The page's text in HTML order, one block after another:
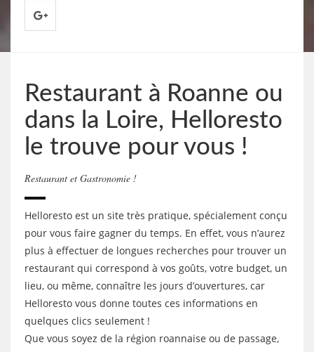
Restaurant à Roanne ou
dans la Loire, Helloresto
le trouve pour vous !
Restaurant et Gastronomie !
Helloresto est un site très pratique, spécialement conçu
pour vous faire gagner du temps. En effet, vous n’aurez
plus à effectuer de longues recherches pour trouver un
restaurant qui correspond à vos goûts, votre budget, un
lieu, ou même, connaître les jours d’ouvertures, car
Helloresto vous donne toutes ces informations en
quelques clics seulement !
Que vous soyez de la région roannaise ou de passage,